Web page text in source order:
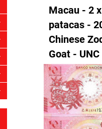
Macau - 2
patacas -
Chinese
Goat - UNC